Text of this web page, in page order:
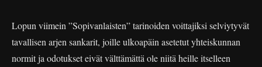
Lopun viimein ”Sopivanlaisten” tarinoiden voittajiksi selviytyvät
tavallisen arjen sankarit, joille ulkoapäin asetetut yhteiskunnan
normit ja odotukset eivät välttämättä ole niitä heille itselleen